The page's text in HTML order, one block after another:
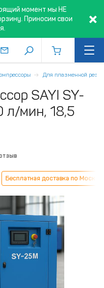
момент мы НЕ
Приносим свои
Для плазменной
SAYI SY-
л/мин, 18,5
Бесплатная доставка по Москве